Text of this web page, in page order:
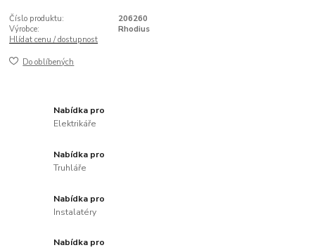
Číslo produktu:
206260
Výrobce:
Rhodius
Hlídat cenu / dostupnost
Do oblíbených
Nabídka pro
Elektrikáře
Nabídka pro
Truhláře
Nabídka pro
Instalatéry
Nabídka pro